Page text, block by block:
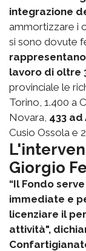
integrazione
ammortizzare i
si sono dovute
lavoro di oltre
provinciale le
Torino, 1.400 a
Novara, 433 ad
Cusio Ossola e
Giorgio
“Il Fondo
immediate e
licenziare il
attività",